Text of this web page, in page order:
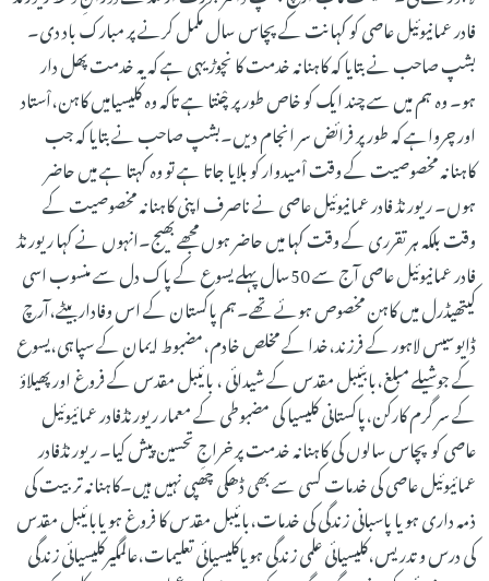
فادر عمانیوئیل عاصی کو کہانت کے پچاس سال مکمل کرنے پر مبارک باد دی۔
بشپ صاحب نے بتایا کہ کاہنانہ خدمت کا نچوڑ یہی ہے کہ یہ خدمت پھل دار
ہو۔ وہ ہم میں سے چند ایک کو خاص طور پر چْنتا ہے تاکہ وہ کلیسیامیں کاہن،اْستاد
اور چرواہے کہ طور پر فرائض سر انجام دیں۔بشپ صاحب نے بتایا کہ جب
کاہنانہ مخصوصیت کے وقت اْمیدوار کو بلایا جاتا ہے تو وہ کہتا ہے میں حاضر
ہوں۔ ریورنڈ فادر عمانیوئیل عاصی نے ناصرف اپنی کاہنانہ مخصوصیت کے
وقت بلکہ ہر تقرری کے وقت کہا میں حاضر ہوں مجھے بھیج۔انہوں نے کہا ریورنڈ
فادر عمانیوئیل عاصی آج سے 50سال پہلے یسوع کے پاک دل سے منسوب اسی
کیتھیڈرل میں کاہن مخصوص ہوئے تھے۔ہم پاکستان کے اس وفاداربیٹے،آرچ
ڈایوسیس لاہور کے فرزند،خدا کے مخلص خادم،مضبوط ایمان کے سپاہی،یسوع
کے جوشیلے مبلغ،بابئیبل مقدس کے شیدائی ، بائیبل مقدس کے فروغ اور پھیلاؤ
کے سر گرم کارکن،پاکستانی کلیسیا کی مضبوطی کے معمار ریورنڈفادر عمائیوئیل
عاصی کو پچاس سالوں کی کاہنانہ خدمت پر خراجِ تحسین پیش کیا۔ ریورنڈفادر
عمائیوئیل عاصی کی خدمات کسی سے بھی ڈھکی چھپی نہیں ہیں۔کاہنانہ تربیت کی
ذمہ داری ہو یا پاسبانی زندگی کی خدمات،بائیبل مقدس کا فروغ ہو یابائیبل مقدس
کی درس و تدریس،کلیسیائی علمی زندگی ہویاکلیسیائی تعلیمات،عالمگیرکلیسیائی زندگی